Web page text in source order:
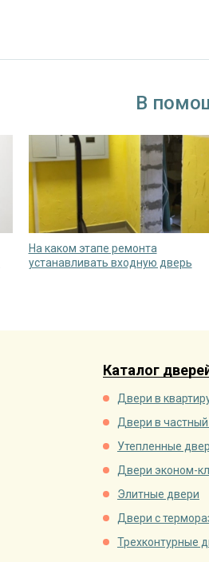
В
На каком этапе ремонта
устанавливать входную дверь
Каталог
Двери в
Двери в
Утепленные
Двери эконом-
Элитные двери
Двери с
Трехконтурные